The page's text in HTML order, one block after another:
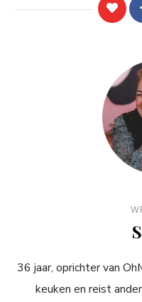
36 jaar, oprichter van
keuken en reist